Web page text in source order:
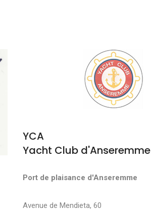
YCA
Yacht Club d'Anseremme
Port de plaisance d'Anseremme
Avenue de Mendieta, 60